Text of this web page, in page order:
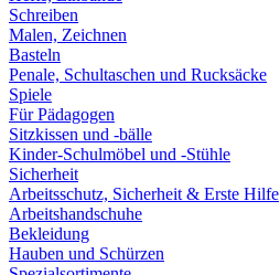
Schreiben
Malen, Zeichnen
Basteln
Penale, Schultaschen und Rucksäcke
Spiele
Für Pädagogen
Sitzkissen und -bälle
Kinder-Schulmöbel und -Stühle
Sicherheit
Arbeitsschutz, Sicherheit & Erste Hilfe
Arbeitshandschuhe
Bekleidung
Hauben und Schürzen